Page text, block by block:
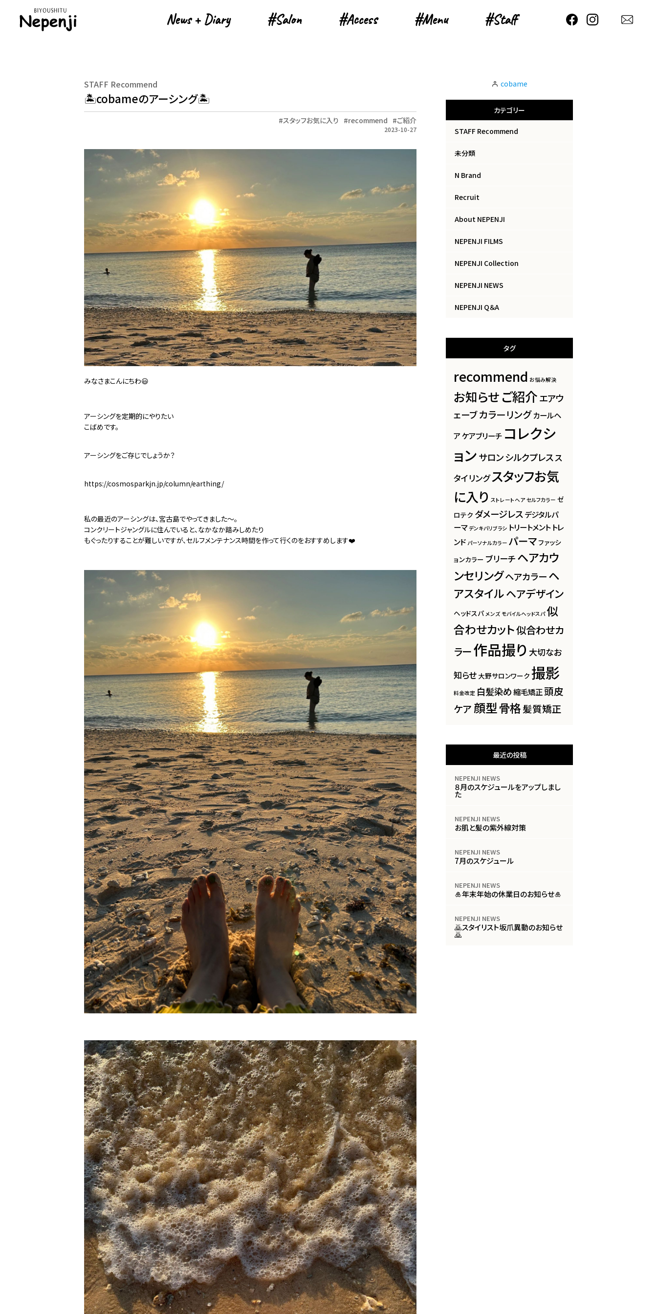
News + Diary #Salon #Access #Menu #Staff
News + Diary #Salon #Access #Menu #Staff
STAFF Recommend
🏝️cobameのアーシング🏝️
スタッフお気に入り recommend ご紹介
2023-10-27
みなさまこんにちわ😃
アーシングを定期的にやりたい
こばめです。
アーシングをご存じでしょうか？
https://cosmosparkjn.jp/column/earthing/
私の最近のアーシングは、宮古島でやってきました〜。
コンクリートジャングルに住んでいると、なかなか踏みしめたり
もぐったりすることが難しいですが、セルフメンテナンス時間を作って行くのをおすすめします❤️
cobame
カテゴリー
STAFF Recommend
未分類
N Brand
Recruit
About NEPENJI
NEPENJI FILMS
NEPENJI Collection
NEPENJI NEWS
NEPENJI Q＆A
タグ
recommend お悩み解決
お知らせご紹介エアウ
ェーブカラーリング カールヘ
アケアブリーチ コレクシ
ョンサロンシルクプレスス
タイリングスタッフお気
に入り ストレートヘア セルフカラー ゼ
ロテク ダメージレスデジタルパ
ーマ デンキバリブラシ トリートメント トレ
ンド パーソナルカラー パーマファッシ
ョンカラー ブリーチ ヘアカウ
ンセリングヘアカラーヘ
アスタイルヘアデザイン
ヘッドスパ メンズ モバイルヘッドスパ 似
合わせカット似合わせカ
ラー作品撮り 大切なお
知らせ 大野サロンワーク 撮影
料金改定 白髪染め縮毛矯正頭皮
ケア 顔型骨格髪質矯正
最近の投稿
NEPENJI NEWS
８月のスケジュールをアップしまし
た
NEPENJI NEWS
お肌と髪の紫外線対策
NEPENJI NEWS
7月のスケジュール
NEPENJI NEWS
🎍年末年始の休業日のお知らせ🎍
NEPENJI NEWS
🙇スタイリスト坂爪異動のお知らせ
🙇